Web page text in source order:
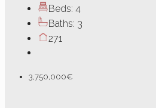
Beds: 4
Baths: 3
271
3,750,000€